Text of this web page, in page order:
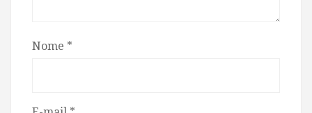
Nome *